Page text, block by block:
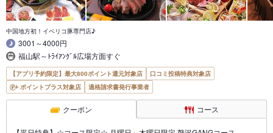
中国地方初！イベリコ豚専門店♪
3001～4000円
福山駅～ﾄﾗｲｱﾝｸﾞﾙ広場方面すぐ
【アプリ予約限定】最大800ポイント還元対象店
口コミ投稿特典対象店
ポイントプラス対象店
適格請求書発行事業者
クーポン コース